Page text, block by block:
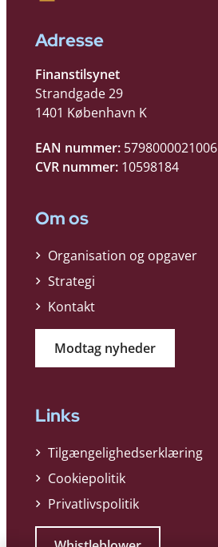
Adresse
Finanstilsynet
Strandgade 29
1401 København K
EAN nummer: 5798000021006
CVR nummer: 10598184
Om os
Organisation og opgaver
Strategi
Kontakt
Modtag nyheder
Links
Tilgængelighedserklæring
Cookiepolitik
Privatlivspolitik